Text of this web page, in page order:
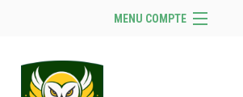
MENU COMPTE
Se connecter